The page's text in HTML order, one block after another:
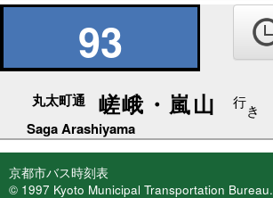
93
丸太町通 嵯峨・嵐山 行き
Saga Arashiyama
京都市バス時刻表
© 1997 Kyoto Municipal Transportation Bureau.